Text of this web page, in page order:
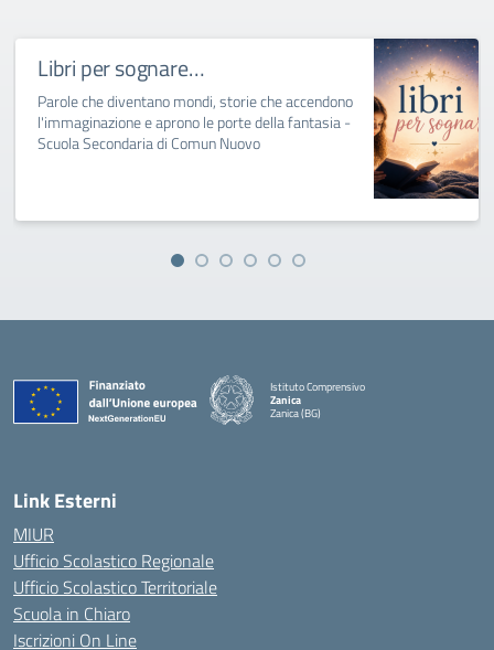
Libri per sognare…
Parole che diventano mondi, storie che accendono
l'immaginazione e aprono le porte della fantasia -
Scuola Secondaria di Comun Nuovo
Istituto Comprensivo
Zanica
Zanica (BG)
Link Esterni
MIUR
Ufficio Scolastico Regionale
Ufficio Scolastico Territoriale
Scuola in Chiaro
Iscrizioni On Line